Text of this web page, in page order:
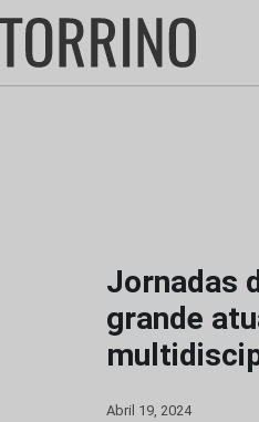
Jornadas
grande
Abril 19, 2024